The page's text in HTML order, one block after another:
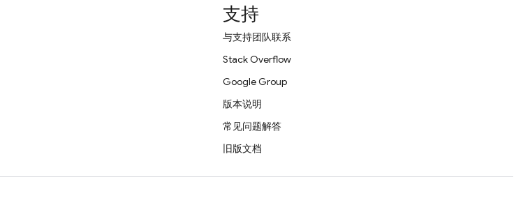
支持
与支持团队联系
Stack Overflow
Google Group
版本说明
常见问题解答
旧版文档